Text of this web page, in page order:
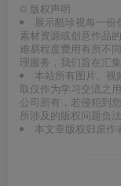
© 版权声明
展示酷珍视每一
素材资源或创意作品
难易程度费用有所不
理服务，我们旨在汇
本站所有图片、视
取仅作为学习交流之
公司所有，若侵犯到
所涉及的版权问题负法
本文章版权归原作